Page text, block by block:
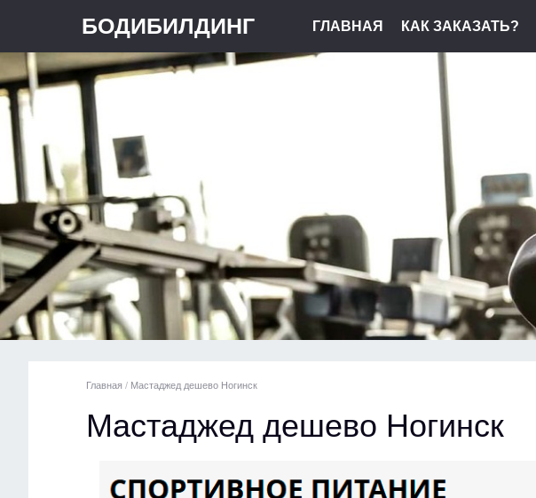
БОДИБИЛДИНГ ГЛАВНАЯ КАК ЗАКАЗАТЬ?
Главная / Мастаджед дешево Ногинск
Мастаджед дешево Ногинск